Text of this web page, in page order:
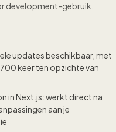
development-gebruik.
updates beschikbaar, met
keer ten opzichte van
in Next.js: werkt direct na
aan je